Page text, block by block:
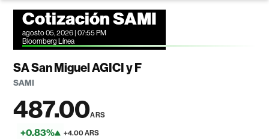
Cotización SAMI
agosto 05, 2026 | 07:55 PM
Bloomberg Línea
SA San Miguel AGICI y F
SAMI
487.00ARS
+0.83% +4.00 ARS